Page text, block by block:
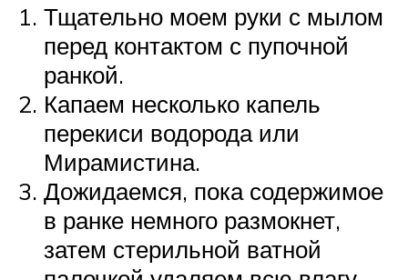
Тщательно моем руки с мылом
перед контактом с пупочной
ранкой.
Капаем несколько капель
перекиси водорода или
Мирамистина.
Дожидаемся, пока содержимое
в ранке немного размокнет,
затем стерильной ватной